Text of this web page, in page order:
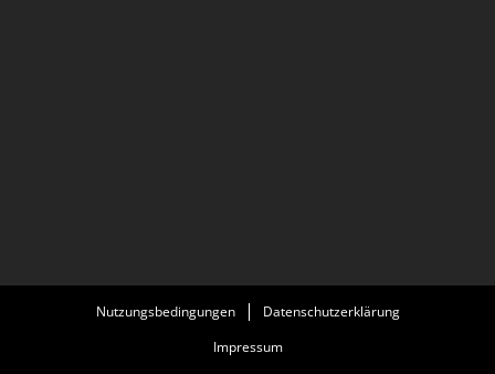
Nutzungsbedingungen
Datenschutzerklärung
Impressum